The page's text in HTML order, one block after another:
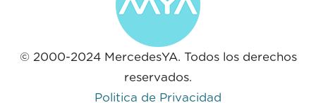
© 2000-2024 MercedesYA. Todos los derechos
reservados.
Politica de Privacidad